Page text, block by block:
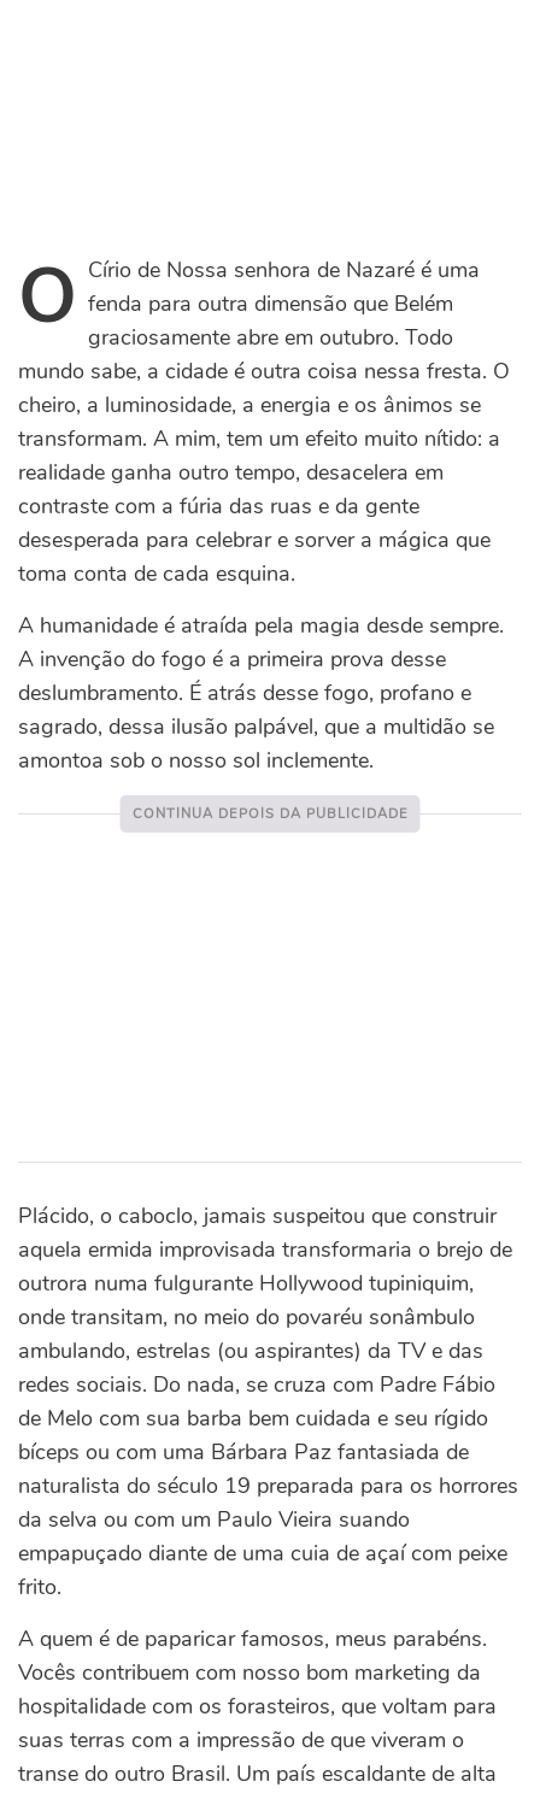
OCírio de Nossa senhora de Nazaré é uma
fenda para outra dimensão que Belém
graciosamente abre em outubro. Todo
mundo sabe, a cidade é outra coisa nessa fresta. O
cheiro, a luminosidade, a energia e os ânimos se
transformam. A mim, tem um efeito muito nítido: a
realidade ganha outro tempo, desacelera em
contraste com a fúria das ruas e da gente
desesperada para celebrar e sorver a mágica que
toma conta de cada esquina.
A humanidade é atraída pela magia desde sempre.
A invenção do fogo é a primeira prova desse
deslumbramento. É atrás desse fogo, profano e
sagrado, dessa ilusão palpável, que a multidão se
amontoa sob o nosso sol inclemente.
Plácido, o caboclo, jamais suspeitou que construir
aquela ermida improvisada transformaria o brejo de
outrora numa fulgurante Hollywood tupiniquim,
onde transitam, no meio do povaréu sonâmbulo
ambulando, estrelas (ou aspirantes) da TV e das
redes sociais. Do nada, se cruza com Padre Fábio
de Melo com sua barba bem cuidada e seu rígido
bíceps ou com uma Bárbara Paz fantasiada de
naturalista do século 19 preparada para os horrores
da selva ou com um Paulo Vieira suando
empapuçado diante de uma cuia de açaí com peixe
frito.
A quem é de paparicar famosos, meus parabéns.
Vocês contribuem com nosso bom marketing da
hospitalidade com os forasteiros, que voltam para
suas terras com a impressão de que viveram o
transe do outro Brasil. Um país escaldante de alta